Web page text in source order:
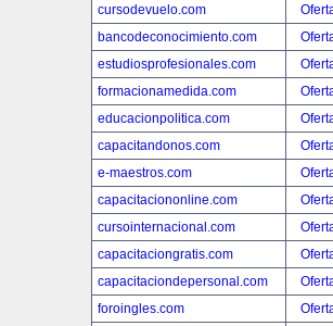
cursodevuelo.com
bancodeconocimiento.com
estudiosprofesionales.com
formacionamedida.com
educacionpolitica.com
capacitandonos.com
e-maestros.com
capacitaciononline.com
cursointernacional.com
capacitaciongratis.com
capacitaciondepersonal.com
foroingles.com